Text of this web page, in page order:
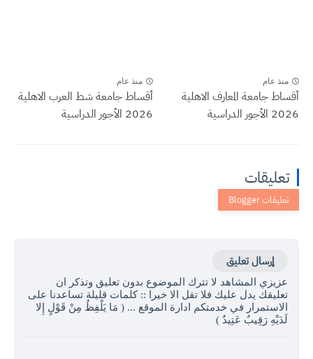
منذ عام
أقساط جامعة المعارف الاهلية
2026 الأجور الدراسية
منذ عام
أقساط جامعة شط العرب الاهلية
2026 الأجور الدراسية
تعليقات
إرسال تعليق
عزيزي المشاهد لا تترك الموضوع بدون تعليق وتذكر ان
تعليقك يدل عليك فلا تقل الا خيرا :: كلمات قليلة تساعدنا على
الاستمرار في خدمتكم ادارة الموقع ... ( مَا يَلْفِظُ مِنْ قَوْلٍ إِلا
لَدَيْهِ رَقِيبٌ عَتِيدٌ )